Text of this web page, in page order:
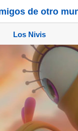
de otro
Los Nivis